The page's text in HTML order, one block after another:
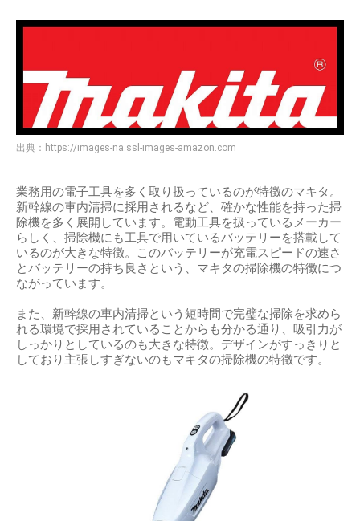
出典： https://images-na.ssl-images-amazon.com
業務用の電子工具を多く取り扱っているのが特徴のマキタ。
新幹線の車内清掃に採用されるなど、確かな性能を持った掃
除機を多く展開しています。電動工具を扱っているメーカー
らしく、掃除機にも工具で用いているバッテリーを搭載して
いるのが大きな特徴。このバッテリーが充電スピードの速さ
とバッテリーの持ち良さという、マキタの掃除機の特徴につ
ながっています。
また、新幹線の車内清掃という短時間で完璧な掃除を求めら
れる環境で採用されていることからも分かる通り、吸引力が
しっかりとしているのも大きな特徴。デザインがすっきりと
しており主張しすぎないのもマキタの掃除機の特徴です。